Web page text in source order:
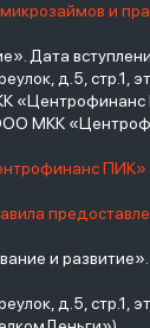
и
Дата
д.5, стр.1,
МКК
ПИК»
и развитие».
д.5, стр.1,